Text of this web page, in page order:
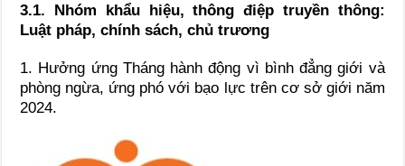
3.1. Nhóm khẩu hiệu, thông điệp truyền thông:
Luật pháp, chính sách, chủ trương
1. Hưởng ứng Tháng hành động vì bình đẳng giới và
phòng ngừa, ứng phó với bạo lực trên cơ sở giới năm
2024.